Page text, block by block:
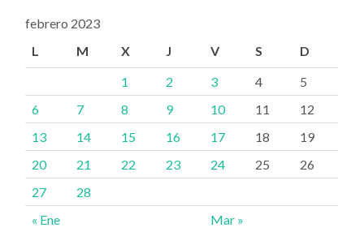
febrero 2023
L
M X J V S D
« Ene Mar »
1 2 3 4
5
6
7 8 9 10 11
12
13
14 15 16 17 18
19
20
21 22 23 24 25
26
27
28